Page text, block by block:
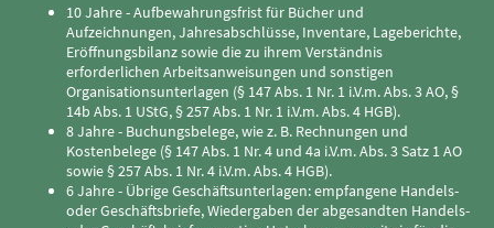
10 Jahre - Aufbewahrungsfrist für Bücher und
Aufzeichnungen, Jahresabschlüsse, Inventare, Lageberichte,
Eröffnungsbilanz sowie die zu ihrem Verständnis
erforderlichen Arbeitsanweisungen und sonstigen
Organisationsunterlagen (§ 147 Abs. 1 Nr. 1 i.V.m. Abs. 3 AO, §
14b Abs. 1 UStG, § 257 Abs. 1 Nr. 1 i.V.m. Abs. 4 HGB).
8 Jahre - Buchungsbelege, wie z. B. Rechnungen und
Kostenbelege (§ 147 Abs. 1 Nr. 4 und 4a i.V.m. Abs. 3 Satz 1 AO
sowie § 257 Abs. 1 Nr. 4 i.V.m. Abs. 4 HGB).
6 Jahre - Übrige Geschäftsunterlagen: empfangene Handels-
oder Geschäftsbriefe, Wiedergaben der abgesandten Handels-